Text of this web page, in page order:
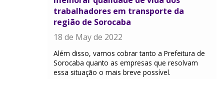
trabalhadores em transporte da
região de Sorocaba
18 de May de 2022
Além disso, vamos cobrar tanto a Prefeitura de
Sorocaba quanto as empresas que resolvam
essa situação o mais breve possível.